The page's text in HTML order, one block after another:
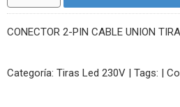
CONECTOR 2-PIN CABLE UNION
Categoría: Tiras Led 230V | Tags: |